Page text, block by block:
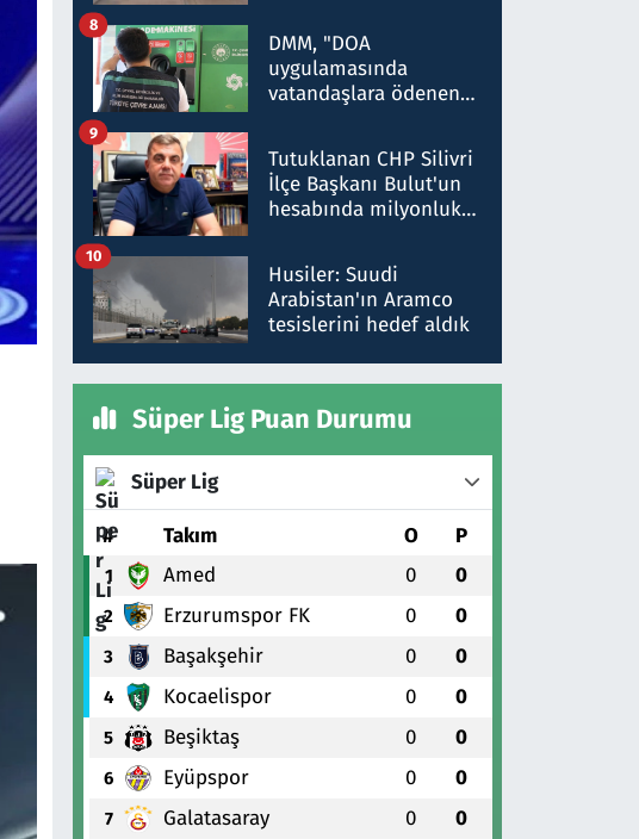
DMM, "DOA
uygulamasında
vatandaşlara ödenen
düşürüldüğü" iddiasını
yalanladı
8
Tutuklanan CHP Silivri
İlçe Başkanı Bulut'un
hesabında milyonluk
talimat verdi, ben
gönderdim
9
Husiler: Suudi
Arabistan'ın Aramco
tesislerini hedef aldık
10
Süper Lig Puan Durumu
Süper Lig
# Takım O P
1 Amed 0 0
2 Erzurumspor FK 0 0
3 Başakşehir 0 0
4 Kocaelispor 0 0
5 Beşiktaş 0 0
6 Eyüpspor 0 0
7 Galatasaray 0 0